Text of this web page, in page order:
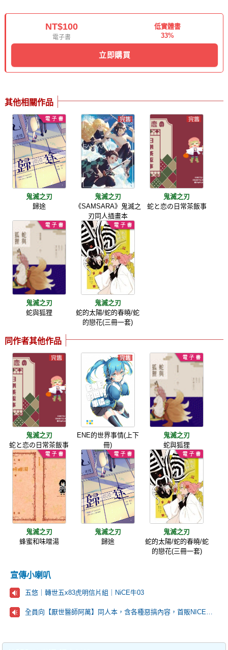
NT$100
電子書
低實體書
33%
立即購買
其他相關作品
鬼滅之刃
歸途
鬼滅之刃
《SAMSARA》鬼滅之
刃同人插畫本
鬼滅之刃
蛇と恋の日常茶飯事
鬼滅之刃
蛇與狐狸
鬼滅之刃
蛇的太陽/蛇的春曉/蛇
的戀花(三冊一套)
同作者其他作品
鬼滅之刃
蛇と恋の日常茶飯事
ENE的世界事情(上下
冊)
鬼滅之刃
蛇與狐狸
鬼滅之刃
蜂蜜和味噌湯
鬼滅之刃
歸途
鬼滅之刃
蛇的太陽/蛇的春曉/蛇
的戀花(三冊一套)
宣傳小喇叭
五悠｜轉世五x83虎明信片組｜NiCE牛03
全員向【厭世醫師阿萬】同人本，含各種惡搞內容，首販NICE場D42~!